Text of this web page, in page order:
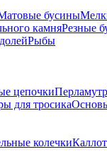
бусины
камняРезные
Рыбы
цепочкиПерламутр
для тросика
колечки